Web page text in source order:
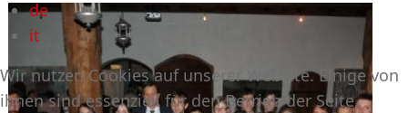
de
it
Wir nutzen Cookies auf unserer Website. Einige von
ihnen sind essenziell für den Betrieb der Seite,